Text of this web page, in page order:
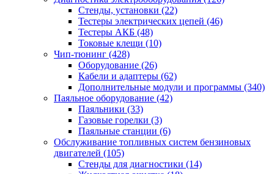
Стенды, установки (22)
Тестеры электрических цепей (46)
Тестеры АКБ (48)
Токовые клещи (10)
Чип-тюнинг (428)
Оборудование (26)
Кабели и адаптеры (62)
Дополнительные модули и программы (340)
Паяльное оборудование (42)
Паяльники (33)
Газовые горелки (3)
Паяльные станции (6)
Обслуживание топливных систем бензиновых
двигателей (105)
Стенды для диагностики (14)